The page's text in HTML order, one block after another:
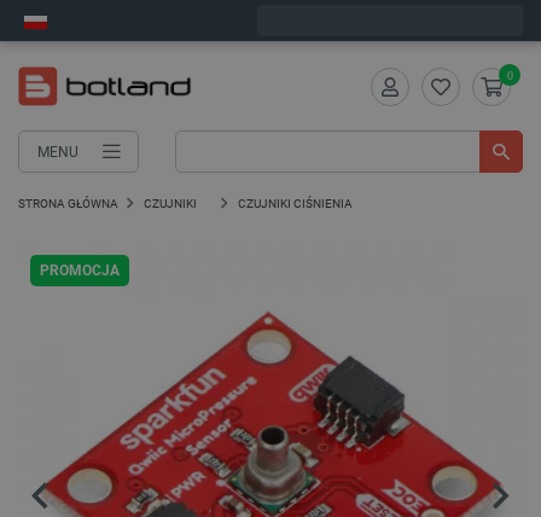
MENU
0
STRONA GŁÓWNA CZUJNIKI CZUJNIKI CIŚNIENIA
PROMOCJA